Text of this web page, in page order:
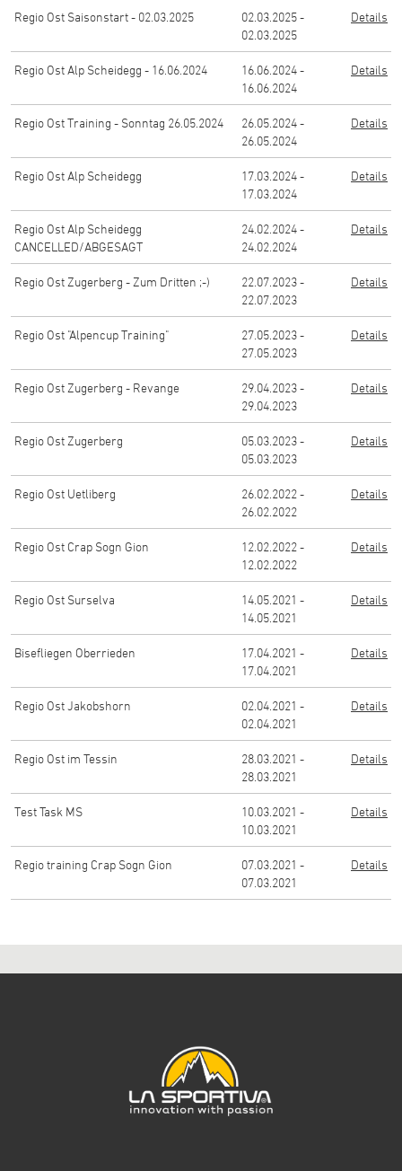
Regio Ost Saisonstart - 02.03.2025
02.03.2025 -
02.03.2025
Details
Regio Ost Alp Scheidegg - 16.06.2024
16.06.2024 -
16.06.2024
Details
Regio Ost Training - Sonntag 26.05.2024
26.05.2024 -
26.05.2024
Details
Regio Ost Alp Scheidegg
17.03.2024 -
17.03.2024
Details
Regio Ost Alp Scheidegg
CANCELLED/ABGESAGT
24.02.2024 -
24.02.2024
Details
Regio Ost Zugerberg - Zum Dritten ;-)
22.07.2023 -
22.07.2023
Details
Regio Ost "Alpencup Training"
27.05.2023 -
27.05.2023
Details
Regio Ost Zugerberg - Revange
29.04.2023 -
29.04.2023
Details
Regio Ost Zugerberg
05.03.2023 -
05.03.2023
Details
Regio Ost Uetliberg
26.02.2022 -
26.02.2022
Details
Regio Ost Crap Sogn Gion
12.02.2022 -
12.02.2022
Details
Regio Ost Surselva
14.05.2021 -
14.05.2021
Details
Bisefliegen Oberrieden
17.04.2021 -
17.04.2021
Details
Regio Ost Jakobshorn
02.04.2021 -
02.04.2021
Details
Regio Ost im Tessin
28.03.2021 -
28.03.2021
Details
Test Task MS
10.03.2021 -
10.03.2021
Details
Regio training Crap Sogn Gion
07.03.2021 -
07.03.2021
Details